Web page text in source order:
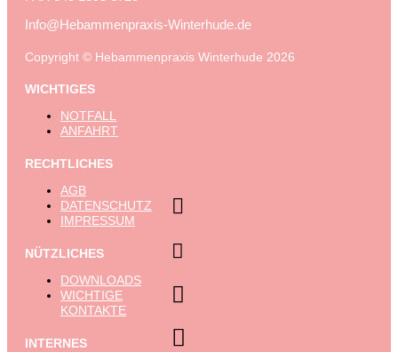




Info@Hebammenpraxis-Winterhude.de
Copyright © Hebammenpraxis Winterhude 2026
WICHTIGES
NOTFALL
ANFAHRT
RECHTLICHES
AGB
DATENSCHUTZ
IMPRESSUM
NÜTZLICHES
DOWNLOADS
WICHTIGE
KONTAKTE
INTERNES